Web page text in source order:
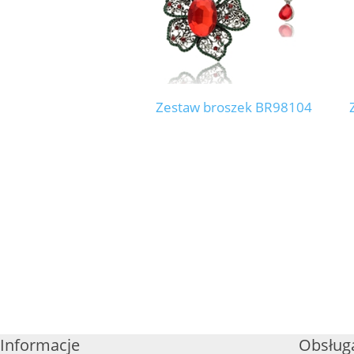
Zestaw broszek BR98104
Informacje